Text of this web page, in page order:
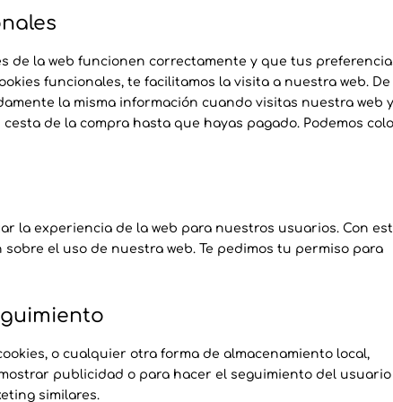
de la web funcionen correctamente y que tus
funcionales, te facilitamos la visita a nuestra web. De
la misma información cuando visitas nuestra web
de la compra hasta que hayas pagado. Podemos
la experiencia de la web para nuestros usuarios. Con
el uso de nuestra web. Te pedimos tu permiso para
o cualquier otra forma de almacenamiento local,
publicidad o para hacer el seguimiento del usuario
similares.